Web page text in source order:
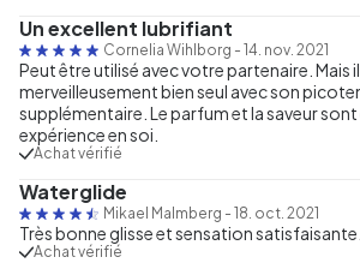
Un excellent lubrifiant
Cornelia Wihlborg - 14. nov. 2021
Peut être utilisé avec votre partenaire. Mais
merveilleusement bien seul avec son
supplémentaire. Le parfum et la saveur
expérience en soi.
Achat vérifié
Waterglide
Mikael Malmberg - 18. oct. 2021
Très bonne glisse et sensation satisfaisante.
Achat vérifié